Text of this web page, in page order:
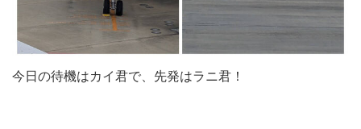
今日の待機はカイ君で、先発はラニ君！